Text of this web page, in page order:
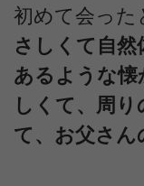
初めて会った
さしくて自
あるような懐
しくて、周
て、お父さ